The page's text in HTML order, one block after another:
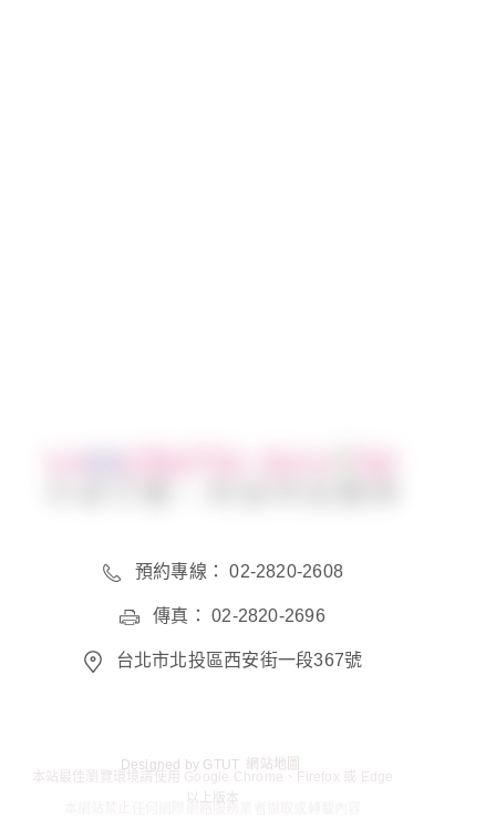
預約專線： 02-2820-2608
傳真： 02-2820-2696
台北市北投區西安街一段367號
Designed by GTUT
網站地圖
本站最佳瀏覽環境請使用 Google Chrome、Firefox 或 Edge
以上版本